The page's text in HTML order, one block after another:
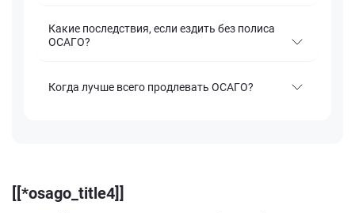
Какие последствия, если ездить без полиса
ОСАГО?
Когда лучше всего продлевать ОСАГО?
[[*osago_title4]]